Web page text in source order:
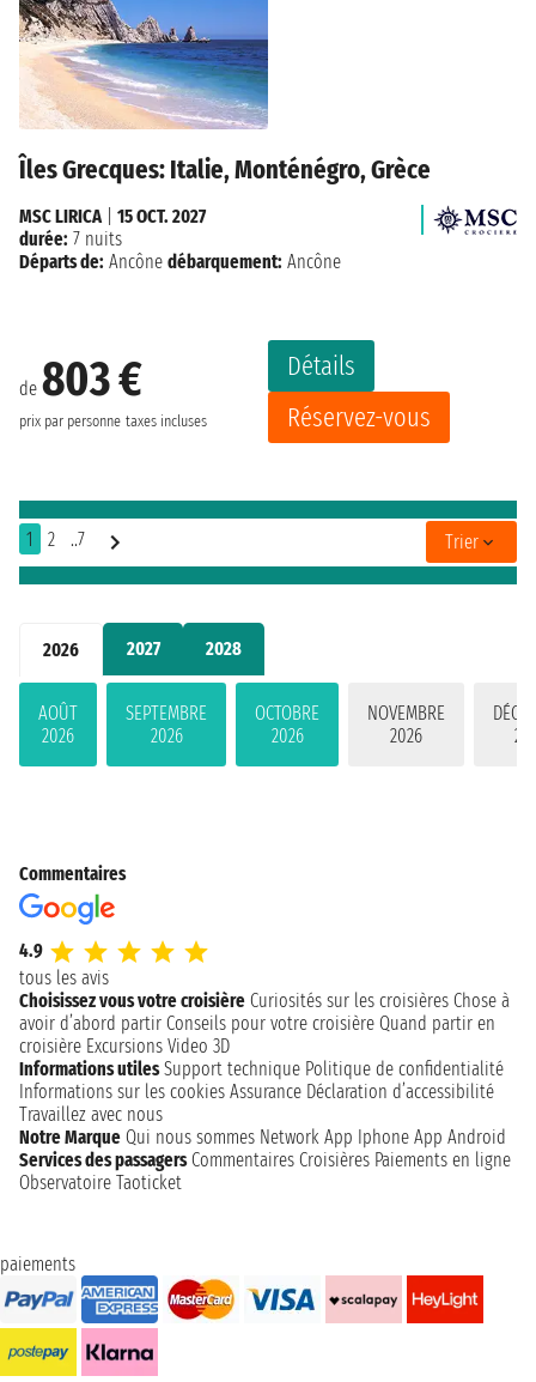
2026 2027 2028
AOÛT
2026
SEPTEMBRE
2026
OCTOBRE
2026
NOVEMBRE
2026
Îles Grecques: Italie, Monténégro, Grèce
de 803 €
prix par personne taxes incluses
Détails
Réservez-vous
MSC LIRICA
15 OCT. 2027
durée: 7 nuits
Départs de: Ancône débarquement: Ancône
1 2 ..7 Trier
Commentaires
4.9
tous les avis
Choisissez vous votre croisière Curiosités sur les croisières Chose à
avoir d’abord partir Conseils pour votre croisière Quand partir en
croisière Excursions Video 3D
Informations utiles Support technique Politique de confidentialité
Informations sur les cookies Assurance Déclaration d’accessibilité
Travaillez avec nous
Notre Marque Qui nous sommes Network App Iphone App Android
Services des passagers Commentaires Croisières Paiements en ligne
Observatoire Taoticket
paiements